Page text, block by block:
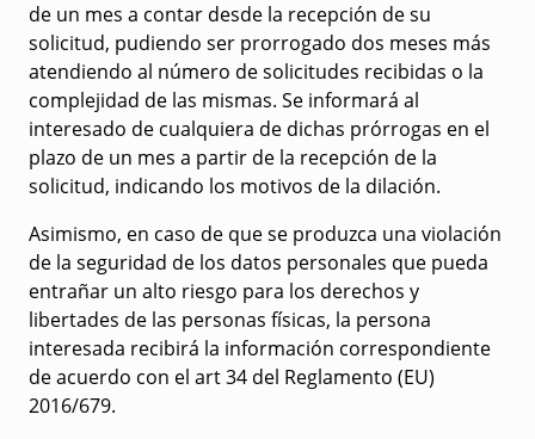
de un mes a contar desde la recepción de su
solicitud, pudiendo ser prorrogado dos meses más
atendiendo al número de solicitudes recibidas o la
complejidad de las mismas. Se informará al
interesado de cualquiera de dichas prórrogas en el
plazo de un mes a partir de la recepción de la
solicitud, indicando los motivos de la dilación.
Asimismo, en caso de que se produzca una violación
de la seguridad de los datos personales que pueda
entrañar un alto riesgo para los derechos y
libertades de las personas físicas, la persona
interesada recibirá la información correspondiente
de acuerdo con el art 34 del Reglamento (EU)
2016/679.